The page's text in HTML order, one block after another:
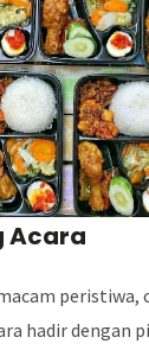
Acara
peristiwa,
hadir dengan